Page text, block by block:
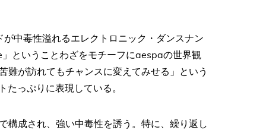
中毒性溢れるエレクトロニック・ダンスナン
ということわざをモチーフにaespaの世界観
難が訪れてもチャンスに変えてみせる」という
っぷりに表現している。
構成され、強い中毒性を誘う。特に、繰り返し